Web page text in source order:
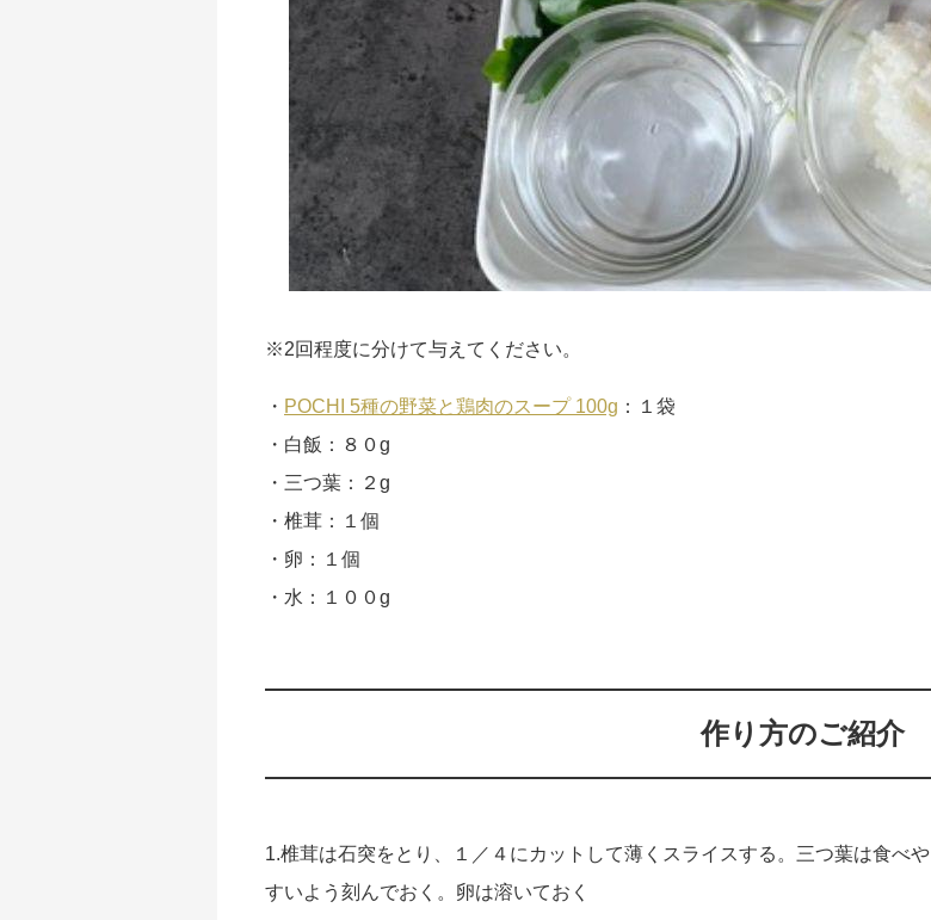
※2回程度に分けて与えてください。
・ POCHI 5種の野菜と鶏肉のスープ 100g ：１袋
・白飯：８０g
・三つ葉：２g
・椎茸：１個
・卵：１個
・水：１００g
作り方のご紹介
1.椎茸は石突をとり、１／４にカットして薄くスライスする。三つ葉は食べや
すいよう刻んでおく。卵は溶いておく